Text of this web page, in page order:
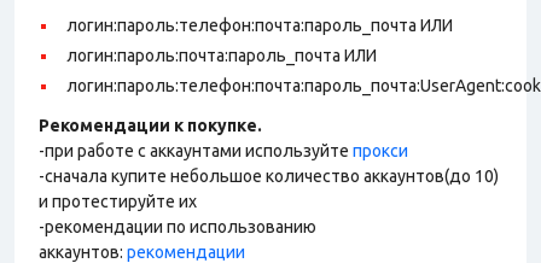
логин:пароль:телефон:почта:пароль_почта ИЛИ
логин:пароль:почта:пароль_почта ИЛИ
Рекомендации к покупке.
-при работе с аккаунтами используйте прокси
-сначала купите небольшое количество аккаунтов(до 10)
и протестируйте их
-рекомендации по использованию
аккаунтов: рекомендации